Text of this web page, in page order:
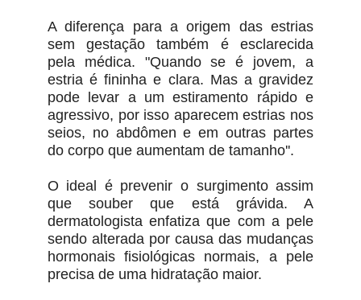
A diferença para a origem das estrias
sem gestação também é esclarecida
pela médica. "Quando se é jovem, a
estria é fininha e clara. Mas a gravidez
pode levar a um estiramento rápido e
agressivo, por isso aparecem estrias nos
seios, no abdômen e em outras partes
do corpo que aumentam de tamanho''.
O ideal é prevenir o surgimento assim
que souber que está grávida. A
dermatologista enfatiza que com a pele
sendo alterada por causa das mudanças
hormonais fisiológicas normais, a pele
precisa de uma hidratação maior.